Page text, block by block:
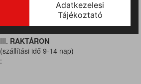
Rövid ujjú, Galléros, Gombos, 170 gr/m2
III. RAKTÁRON
(szállítási idő 9-14 nap)
: